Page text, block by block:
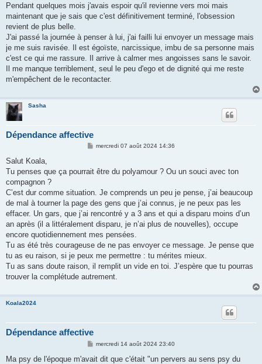
Pendant quelques mois j'avais espoir qu'il revienne vers moi mais
maintenant que je sais que c'est définitivement terminé, l'obsession
revient de plus belle.
J'ai passé la journée à penser à lui, j'ai failli lui envoyer un message mais
je me suis ravisée. Il est égoïste, narcissique, imbu de sa personne mais
c'est ce qui me rassure. Il arrive à calmer mes angoisses sans le savoir.
Il me manque terriblement, seul le peu d'ego et de dignité qui me reste
m'empêchent de le recontacter.
Sasha
Dépendance affective
M
a
mercredi 07 août 2024 14:36
Salut Koala,
Tu penses que ça pourrait être du polyamour ? Ou un souci avec ton
compagnon ?
C’est dur comme situation. Je comprends un peu je pense, j’ai beaucoup
de mal à tourner la page des gens que j’ai connus, je ne peux pas les
effacer. Un gars, que j’ai rencontré y a 3 ans et qui a disparu moins d’un
an après (il a littéralement disparu, je n’ai plus de nouvelles), occupe
encore quotidiennement mes pensées.
Tu as été très courageuse de ne pas envoyer ce message. Je pense que
tu as eu raison, si je peux me permettre : tu mérites mieux.
Tu as sans doute raison, il remplit un vide en toi. J’espère que tu pourras
trouver la complétude autrement.
Koala2024
Dépendance affective
M
s
mercredi 14 août 2024 23:40
Ma psy de l'époque m'avait dit que c'était "un pervers au sens psy du